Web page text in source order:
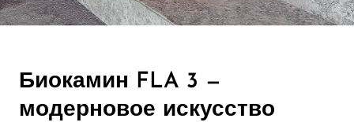
Биокамин FLA 3 —
модерновое искусство